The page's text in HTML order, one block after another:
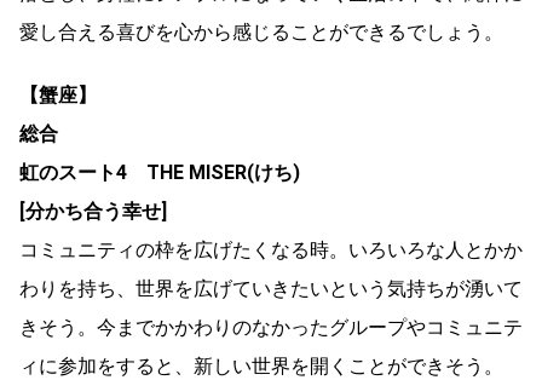
愛し合える喜びを心から感じることができるでしょう。
【蟹座】
総合
虹のスート4 THE MISER(けち)
[分かち合う幸せ]
コミュニティの枠を広げたくなる時。いろいろな人とかか
わりを持ち、世界を広げていきたいという気持ちが湧いて
きそう。今までかかわりのなかったグループやコミュニテ
ィに参加をすると、新しい世界を開くことができそう。